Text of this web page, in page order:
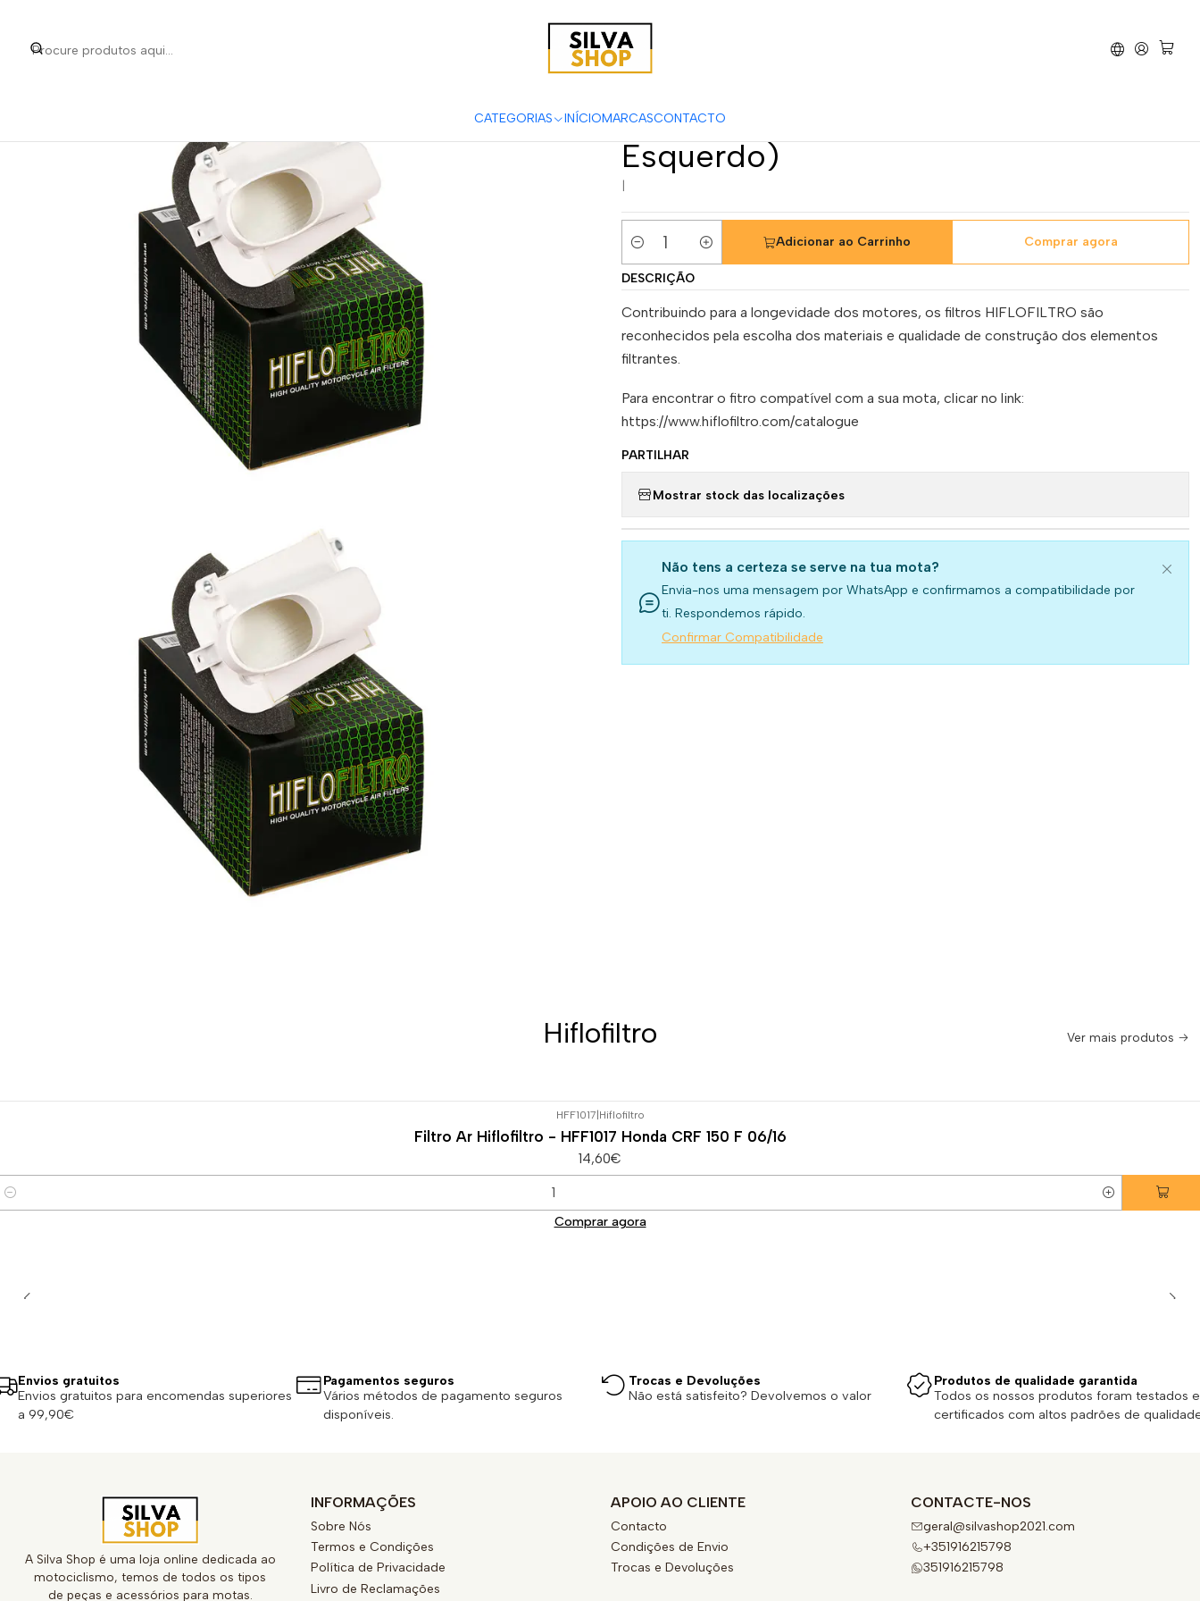
CATEGORIAS INÍCIOMARCASCONTACTO
HFA4508 Yamaha TMAX 500 (Lado
Esquerdo)
Quantidade
Adicionar ao Carrinho Comprar agora
DESCRIÇÃO
Contribuindo para a longevidade dos motores, os filtros HIFLOFILTRO são
reconhecidos pela escolha dos materiais e qualidade de construção dos elementos
filtrantes.
Para encontrar o fitro compatível com a sua mota, clicar no link:
https://www.hiflofiltro.com/catalogue
PARTILHAR
Mostrar stock das localizações
Não tens a certeza se serve na tua mota?
Envia-nos uma mensagem por WhatsApp e confirmamos a compatibilidade por
ti. Respondemos rápido.
Confirmar Compatibilidade
Hiflofiltro Ver mais produtos
HFF1017 Hiflofiltro
Filtro Ar Hiflofiltro - HFF1017 Honda CRF 150 F 06/16
14,60€
Comprar agora
Envios gratuitos
Envios gratuitos para encomendas superiores
a 99,90€
Pagamentos seguros
Vários métodos de pagamento seguros
disponíveis.
Trocas e Devoluções
Não está satisfeito? Devolvemos o valor
Produtos de qualidade garantida
Todos os nossos produtos foram testados e
certificados com altos padrões de
A Silva Shop é uma loja online dedicada ao
motociclismo, temos de todos os tipos
de peças e acessórios para motas.
INFORMAÇÕES
Sobre Nós
Termos e Condições
Política de Privacidade
Livro de Reclamações
APOIO AO CLIENTE
Contacto
Condições de Envio
Trocas e Devoluções
CONTACTE-NOS
geral@silvashop2021.com
+351916215798
351916215798